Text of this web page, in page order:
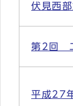
伏見西
第2回
平成27